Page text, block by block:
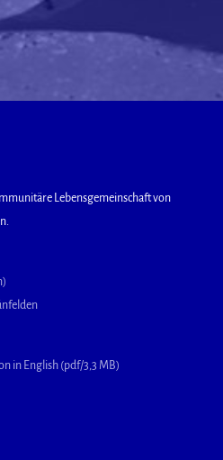
Lebensgemeinschaft von
in English (pdf/3,3 MB)